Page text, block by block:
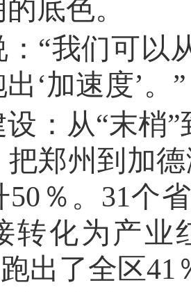
底色。
：“我们可以
‘加速度’。”
：从“末梢
把郑州到加
50％。31个
转化为产业
出了全区41